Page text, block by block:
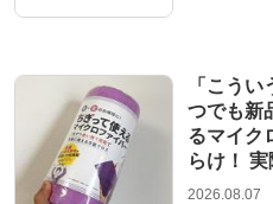
「こう
つでも新
るマイク
らけ！
2026.08.07